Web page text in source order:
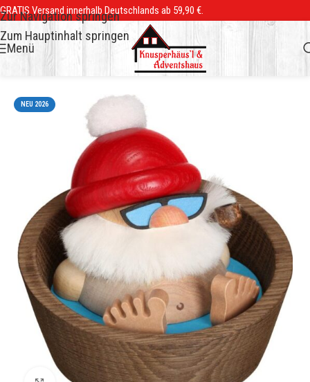
Zur Navigation springen
Zum Hauptinhalt springen
GRATIS Versand innerhalb Deutschlands ab 59,90 €.
Menü
NEU 2026